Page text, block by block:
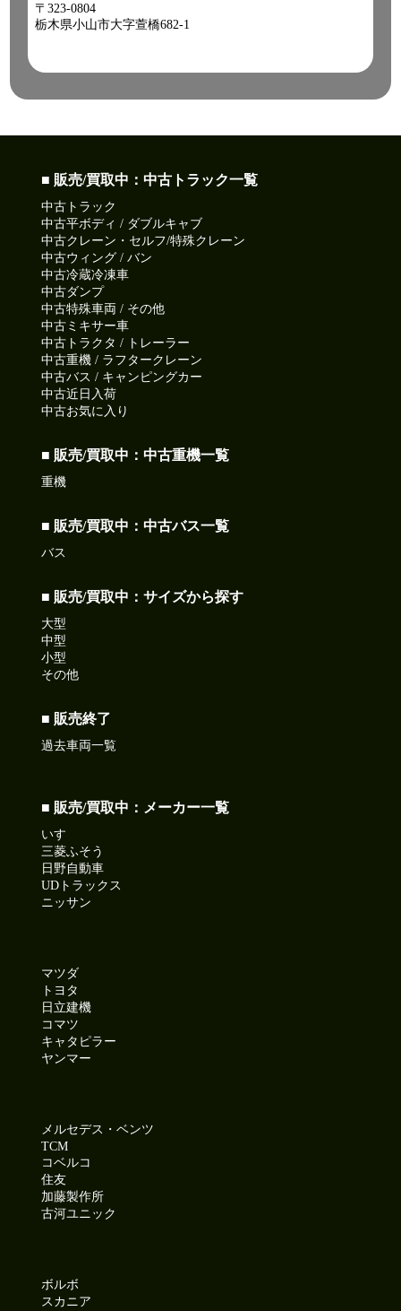
〒323-0804
栃木県小山市大字萱橋682-1
■ 販売/買取中：中古トラック一覧
中古トラック
中古平ボディ / ダブルキャブ
中古クレーン・セルフ/特殊クレーン
中古ウィング / バン
中古冷蔵冷凍車
中古ダンプ
中古特殊車両 / その他
中古ミキサー車
中古トラクタ / トレーラー
中古重機 / ラフタークレーン
中古バス / キャンピングカー
中古近日入荷
中古お気に入り
■ 販売/買取中：中古重機一覧
重機
■ 販売/買取中：中古バス一覧
バス
■ 販売/買取中：サイズから探す
大型
中型
小型
その他
■ 販売終了
過去車両一覧
■ 販売/買取中：メーカー一覧
いすゞ
三菱ふそう
日野自動車
UDトラックス
ニッサン
マツダ
トヨタ
日立建機
コマツ
キャタピラー
ヤンマー
メルセデス・ベンツ
TCM
コベルコ
住友
加藤製作所
古河ユニック
ボルボ
スカニア